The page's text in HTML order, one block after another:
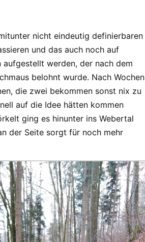
nicht eindeutig definierbaren
und das auch noch auf
werden, der nach dem
belohnt wurde. Nach Wochen
die zwei bekommen sonst nix zu
auf die Idee hätten kommen
ging es hinunter ins Webertal
der Seite sorgt für noch mehr